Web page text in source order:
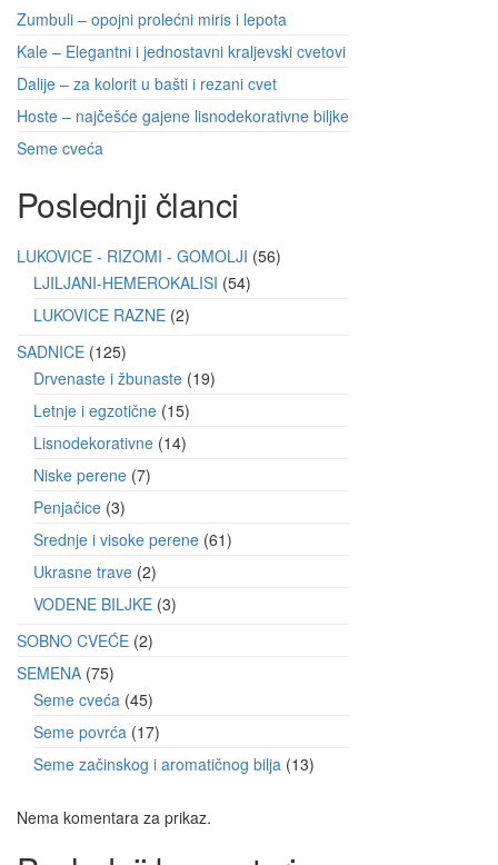
Zumbuli – opojni prolećni miris i lepota
Kale – Elegantni i jednostavni kraljevski cvetovi
Dalije – za kolorit u bašti i rezani cvet
Hoste – najčešće gajene lisnodekorativne biljke
Seme cveća
Poslednji članci
LUKOVICE - RIZOMI - GOMOLJI 56
LJILJANI-HEMEROKALISI 54
LUKOVICE RAZNE 2
SADNICE 125
Drvenaste i žbunaste 19
Letnje i egzotične 15
Lisnodekorativne 14
Niske perene 7
Penjačice 3
Srednje i visoke perene 61
Ukrasne trave 2
VODENE BILJKE 3
SOBNO CVEĆE 2
SEMENA 75
Seme cveća 45
Seme povrća 17
Seme začinskog i aromatičnog bilja 13
Nema komentara za prikaz.